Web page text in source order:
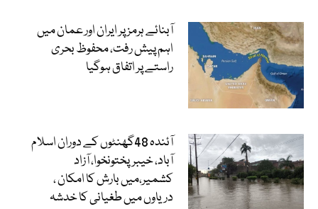
آبنائے ہرمز پر ایران اور عمان میں
اہم پیش رفت، محفوظ بحری
راستے پر اتفاق ہوگیا
آئندہ 48گھنٹوں کے دوران اسلام
آباد، خیبرپختونخوا، آزاد
کشمیر،میں بارش کا امکان ،
دریاوں میں طغیانی کا خدشہ